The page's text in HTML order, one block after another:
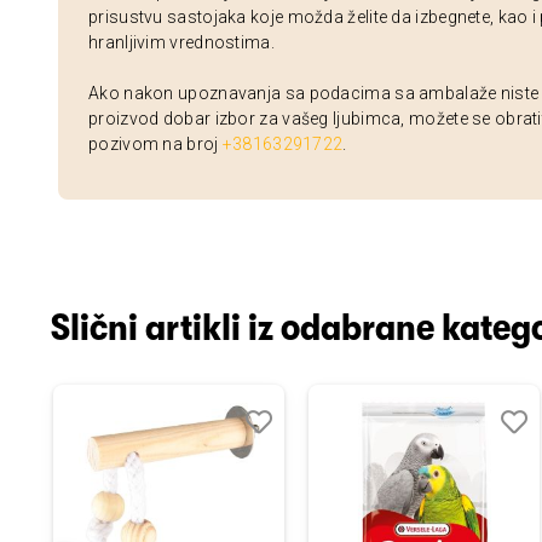
prisustvu sastojaka koje možda želite da izbegnete, kao
hranljivim vrednostima.
Ako nakon upoznavanja sa podacima sa ambalaže niste
proizvod dobar izbor za vašeg ljubimca, možete se
pozivom na broj +38163291722
Slični artikli iz odabrane
Dodaj
Uporedi